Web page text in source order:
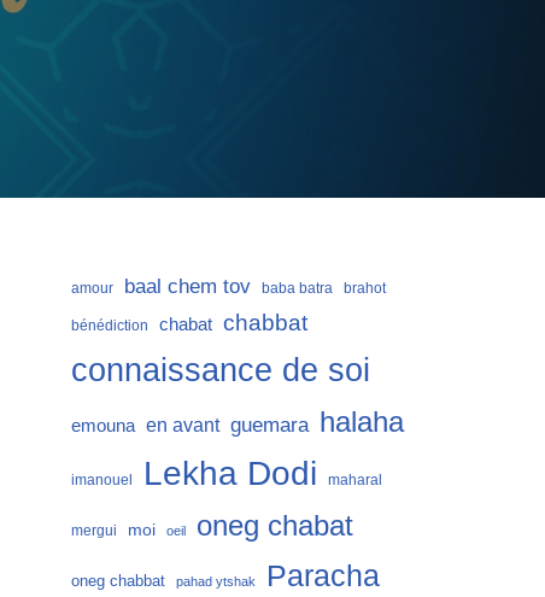
amour baal chem tov baba batra brahot
bénédiction chabat chabbat
connaissance de soi
emouna en avant guemara halaha
imanouel Lekha Dodi maharal
mergui moi oeil oneg chabat
oneg chabbat pahad ytshak Paracha